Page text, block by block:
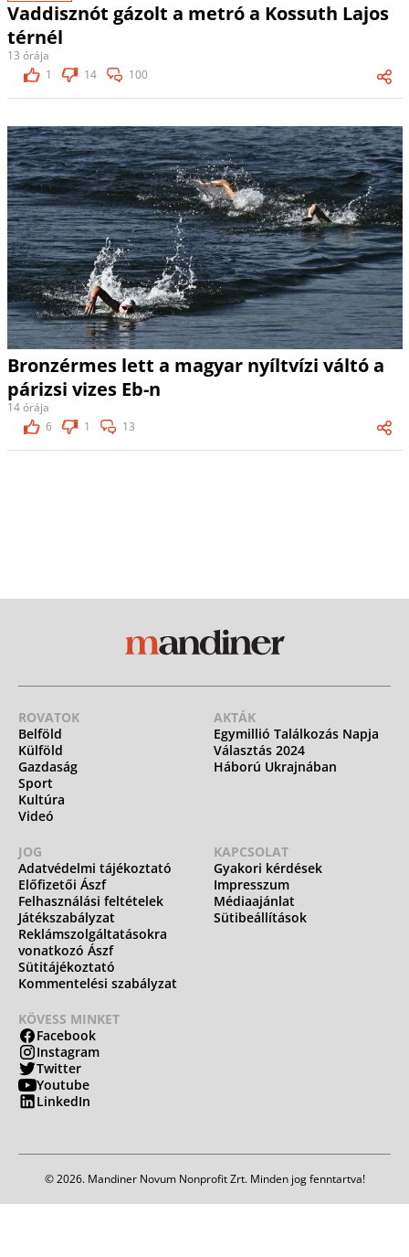
Vaddisznót gázolt a metró a Kossuth Lajos
térnél
13 órája
1
14 100
Bronzérmes lett a magyar nyíltvízi váltó a
párizsi vizes Eb-n
14 órája
6
1 13
ROVATOK
Belföld
Külföld
Gazdaság
Sport
Kultúra
Videó
AKTÁK
Egymillió Találkozás Napja
Választás 2024
Háború Ukrajnában
JOG
Adatvédelmi tájékoztató
Előfizetői Ászf
Felhasználási feltételek
Játékszabályzat
Reklámszolgáltatásokra
vonatkozó Ászf
Sütitájékoztató
Kommentelési szabályzat
KAPCSOLAT
Gyakori kérdések
Impresszum
Médiaajánlat
Sütibeállítások
KÖVESS MINKET
Facebook
Instagram
Twitter
Youtube
LinkedIn
© 2026. Mandiner Novum Nonprofit Zrt. Minden jog fenntartva!